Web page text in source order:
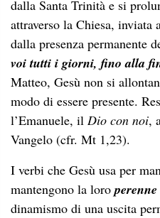
dalla Santa Trinità e si
attraverso la Chiesa,
dalla presenza permanente
voi tutti i giorni, fino alla
Matteo, Gesù non si
modo di essere presente.
l’Emanuele, il Dio con noi,
Vangelo (cfr. Mt 1,23).
I verbi che Gesù usa per
mantengono la loro
dinamismo di una uscita